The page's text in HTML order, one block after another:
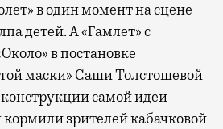
в один момент на сцене
детей. А «Гамлет» с
в постановке
маски» Саши Толстошевой
самой идеи
зрителей кабачковой